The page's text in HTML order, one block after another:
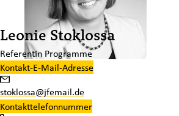
Leonie Stoklossa
Referentin Programme
Kontakt-E-Mail-Adresse
stoklossa@jfemail.de
Kontakttelefonnummer